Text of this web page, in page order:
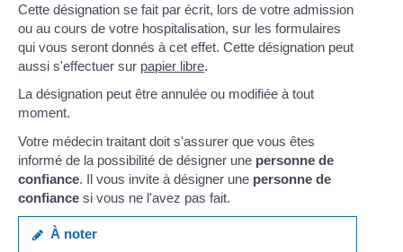
Cette désignation se fait par écrit, lors de votre admission
ou au cours de votre hospitalisation, sur les formulaires
qui vous seront donnés à cet effet. Cette désignation peut
aussi s'effectuer sur papier libre.
La désignation peut être annulée ou modifiée à tout
moment.
Votre médecin traitant doit s'assurer que vous êtes
informé de la possibilité de désigner une personne de
confiance. Il vous invite à désigner une personne de
confiance si vous ne l'avez pas fait.
À noter